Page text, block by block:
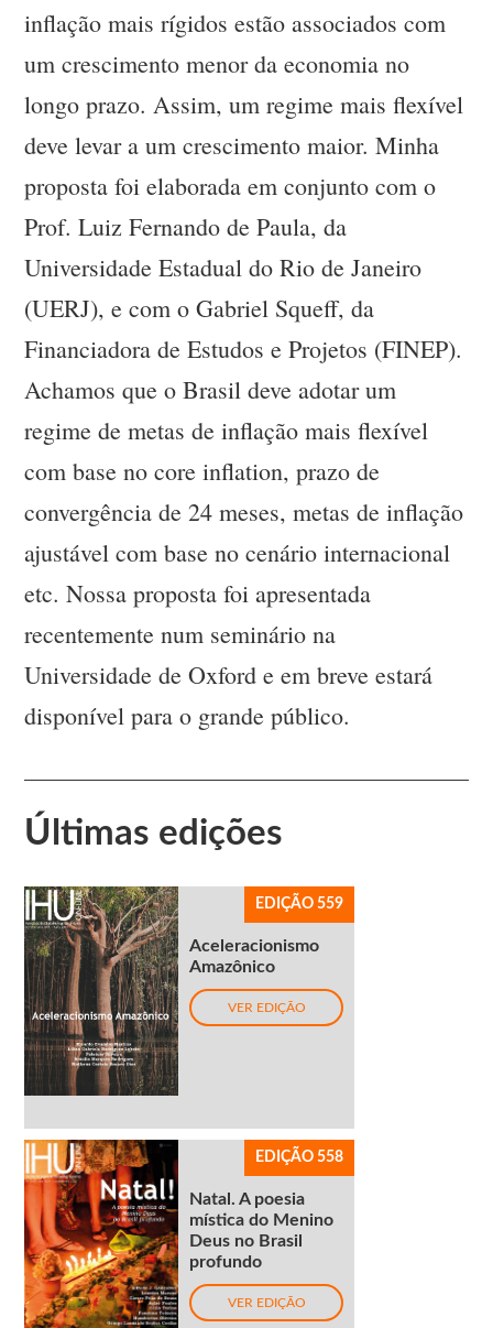
inflação mais rígidos estão associados com
um crescimento menor da economia no
longo prazo. Assim, um regime mais flexível
deve levar a um crescimento maior. Minha
proposta foi elaborada em conjunto com o
Prof. Luiz Fernando de Paula, da
Universidade Estadual do Rio de Janeiro
(UERJ), e com o Gabriel Squeff, da
Financiadora de Estudos e Projetos (FINEP).
Achamos que o Brasil deve adotar um
regime de metas de inflação mais flexível
com base no core inflation, prazo de
convergência de 24 meses, metas de inflação
ajustável com base no cenário internacional
etc. Nossa proposta foi apresentada
recentemente num seminário na
Universidade de Oxford e em breve estará
disponível para o grande público.
Últimas edições
EDIÇÃO 559
Aceleracionismo
Amazônico
VER EDIÇÃO
EDIÇÃO 558
Natal. A poesia
mística do Menino
Deus no Brasil
profundo
VER EDIÇÃO